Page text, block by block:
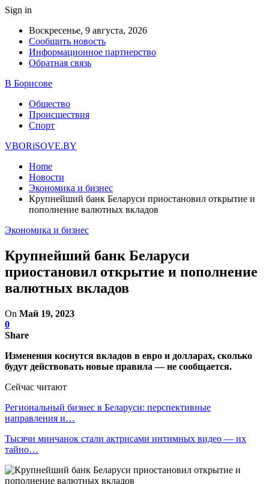
Sign in
Воскресенье, 9 августа, 2026
Сообщить новость
Информационное партнерство
Обратная связь
В Борисове
Общество
Происшествия
Спорт
VBORiSOVE.BY
Home
Новости
Экономика и бизнес
Крупнейший банк Беларуси приостановил открытие и
пополнение валютных вкладов
Экономика и бизнес
Крупнейший банк Беларуси
приостановил открытие и пополнение
валютных вкладов
On Май 19, 2023
0
Share
Изменения коснутся вкладов в евро и долларах, сколько
будут действовать новые правила — не сообщается.
Сейчас читают
Региональный бизнес в Беларуси: перспективные
направления и…
Тысячи минчанок стали актрисами интимных видео — их
тайно…